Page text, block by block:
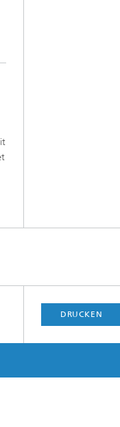
DRUCKEN